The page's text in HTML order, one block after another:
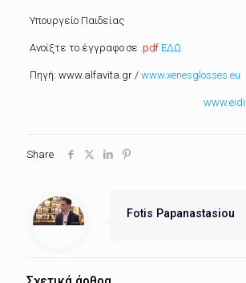
Υπουργείο Παιδείας
Ανοίξτε το έγγραφο σε .pdf ΕΔΩ
Πηγή: www.alfavita.gr / www.xenesglosses.eu
Share
Fotis Papanastasiou